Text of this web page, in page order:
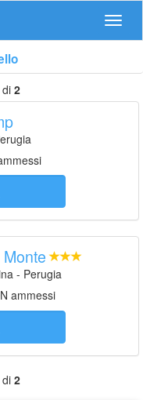
2
- Perugia
ammessi
2